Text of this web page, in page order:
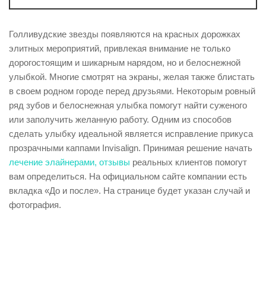
Голливудские звезды появляются на красных дорожках
элитных мероприятий, привлекая внимание не только
дорогостоящим и шикарным нарядом, но и белоснежной
улыбкой. Многие смотрят на экраны, желая также блистать
в своем родном городе перед друзьями. Некоторым ровный
ряд зубов и белоснежная улыбка помогут найти суженого
или заполучить желанную работу. Одним из способов
сделать улыбку идеальной является исправление прикуса
прозрачными каппами Invisalign. Принимая решение начать
лечение элайнерами, отзывы реальных клиентов помогут
вам определиться. На официальном сайте компании есть
вкладка «До и после». На странице будет указан случай и
фотография.